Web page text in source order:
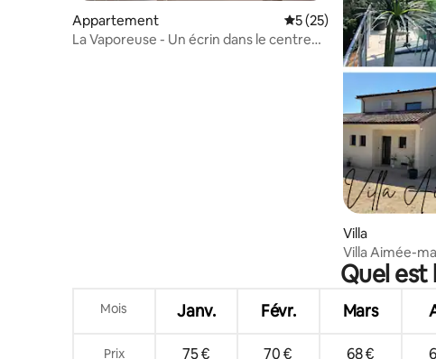
Appartement Évaluation moyenne
5 (25)
La Vaporeuse - Un écrin dans le centre
Villa
Villa Aimée-
panoramique-
Quel est
Mois Janv. Févr. Mars
Prix 75 € 70 € 68 €